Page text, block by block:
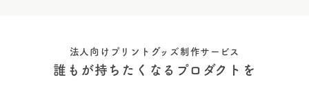
法人向けプリントグッズ制作サービス
誰もが持ちたくなるプロダクトを